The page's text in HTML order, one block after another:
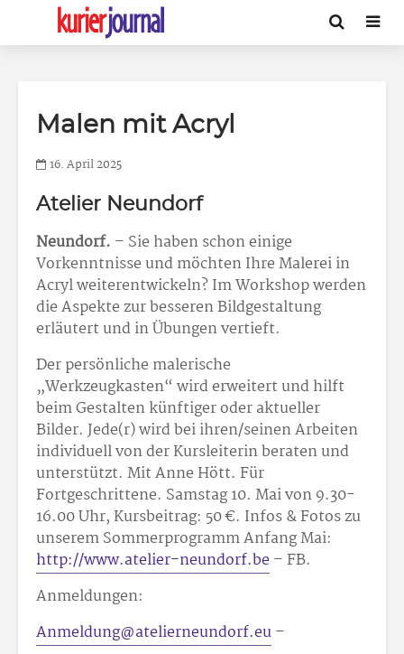
Malen mit Acryl
16. April 2025
Atelier Neundorf
Neundorf. – Sie haben schon einige
Vorkenntnisse und möchten Ihre Malerei in
Acryl weiterentwickeln? Im Workshop werden
die Aspekte zur besseren Bildgestaltung
erläutert und in Übungen vertieft.
Der persönliche malerische
„Werkzeugkasten“ wird erweitert und hilft
beim Gestalten künftiger oder aktueller
Bilder. Jede(r) wird bei ihren/seinen Arbeiten
individuell von der Kursleiterin beraten und
unterstützt. Mit Anne Hött. Für
Fortgeschrittene. Samstag 10. Mai von 9.30-
16.00 Uhr, Kursbeitrag: 50 €. Infos & Fotos zu
unserem Sommerprogramm Anfang Mai:
http://www.atelier-neundorf.be– FB.
Anmeldungen:
Anmeldung@atelierneundorf.eu–